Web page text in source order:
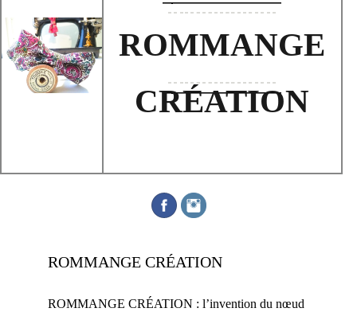
ROMMANGE
CRÉATION
ROMMANGE CRÉATION
ROMMANGE CRÉATION : l’invention du nœud